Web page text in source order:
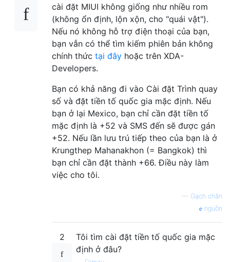
cài đặt MIUI không giống như nhiều rom
(không ổn định, lộn xộn, cho "quái vật").
Nếu nó không hỗ trợ điện thoại của bạn,
bạn vẫn có thể tìm kiếm phiên bản không
chính thức tại đây hoặc trên XDA-
Developers.
Bạn có khả năng đi vào Cài đặt Trình quay
số và đặt tiền tố quốc gia mặc định. Nếu
bạn ở lại Mexico, bạn chỉ cần đặt tiền tố
mặc định là +52 và SMS đến sẽ được gán
+52. Nếu lần lưu trú tiếp theo của bạn là ở
Krungthep Mahanakhon (= Bangkok) thì
bạn chỉ cần đặt thành +66. Điều này làm
việc cho tôi.
— Gạch chân
nguồn
2
Tôi tìm cài đặt tiền tố quốc gia mặc
định ở đâu?